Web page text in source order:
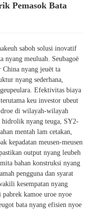
Pemasok Bata
saboh solusi inovatif
nyang meuluah. Seubagoë
nyang jeuët ta
nyang sederhana,
Efektivitas biaya
keu investor ubeut
droe di wilayah-wilayah
hidrolik nyang teuga, SY2-
mentah lam cetakan,
kepadatan meusen-meusen
output nyang leubeh
bahan konstruksi nyang
pengguna dan syarat
kesempatan nyang
kamoe uroe nyoe
bata nyang efisien nyoe